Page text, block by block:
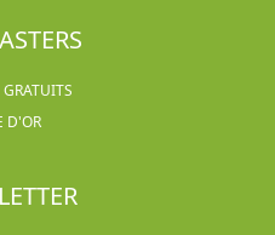
GRATUITS
D'OR